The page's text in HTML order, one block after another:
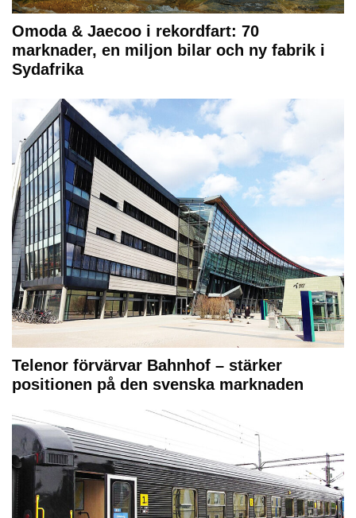
Omoda & Jaecoo i rekordfart: 70
marknader, en miljon bilar och ny fabrik i
Sydafrika
Telenor förvärvar Bahnhof – stärker
positionen på den svenska marknaden